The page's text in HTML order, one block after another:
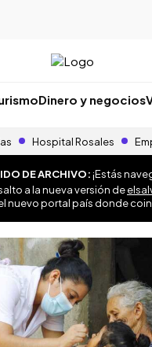
Dinero y negocios
Hospital Rosales
DE ARCHIVO:¡Estás
a la nueva versión de
nuevo portal país donde